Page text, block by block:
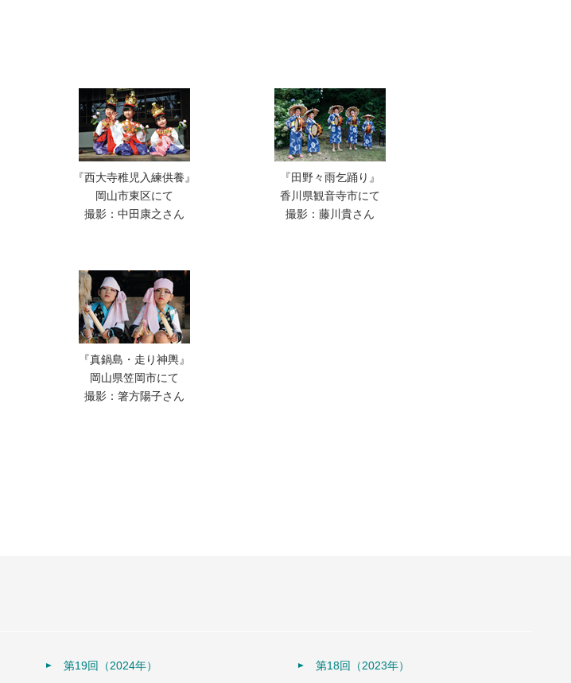
『西大寺稚児入練供養』
岡山市東区にて
撮影：中田康之さん
『田野々雨乞踊り』
香川県観音寺市にて
撮影：藤川貴さん
『真鍋島・走り神輿』
岡山県笠岡市にて
撮影：箸方陽子さん
第19回（2024年）
第18回（2023年）